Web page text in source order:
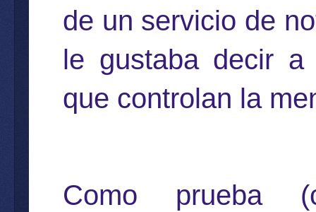
de un servicio de
le gustaba decir
que controlan la
Como prueba